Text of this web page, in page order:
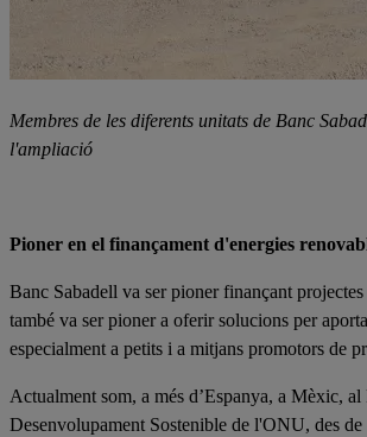
Membres de les diferents unitats de Banc
l'ampliació
Pioner en el finançament d'energies
Banc Sabadell va ser pioner finançant
també va ser pioner a oferir solucions per
especialment a petits i a mitjans promotors de
Actualment som, a més d’Espanya, a Mèxic,
Desenvolupament Sostenible de l'ONU, des